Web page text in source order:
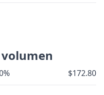
$172.80